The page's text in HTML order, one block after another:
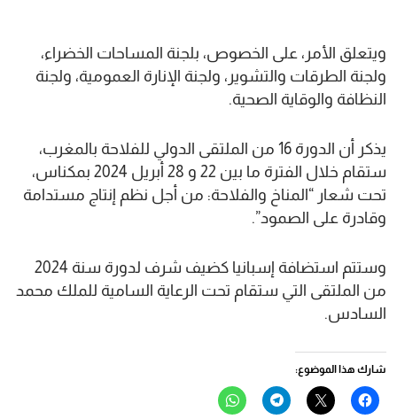
ويتعلق الأمر، على الخصوص، بلجنة المساحات الخضراء،
ولجنة الطرقات والتشوير، ولجنة الإنارة العمومية، ولجنة
النظافة والوقاية الصحية.
يذكر أن الدورة 16 من الملتقى الدولي للفلاحة بالمغرب،
ستقام خلال الفترة ما بين 22 و 28 أبريل 2024 بمكناس،
تحت شعار “المناخ والفلاحة: من أجل نظم إنتاج مستدامة
وقادرة على الصمود”.
وستتم استضافة إسبانيا كضيف شرف لدورة سنة 2024
من الملتقى التي ستقام تحت الرعاية السامية للملك محمد
السادس.
شارك هذا الموضوع:
انقر
للمشاركة
النقر
للمشاركة
انقر
للمشاركة
انقر
للمشاركة